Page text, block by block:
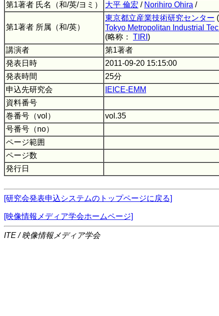
第1著者 氏名（和/英/ヨミ）
大平 倫宏 / Norihiro Ohira /
第1著者 所属（和/英）
東京都立産業技術研究センター
Tokyo Metropolitan Industrial
(略称： TIRI )
講演者
第1著者
発表日時
2011-09-20 15:15:00
発表時間
25分
申込先研究会
IEICE-EMM
資料番号
巻番号（vol）
vol.35
号番号（no）
ページ範囲
ページ数
発行日
[研究会発表申込システムのトップページに戻る]
[映像情報メディア学会ホームページ]
ITE / 映像情報メディア学会